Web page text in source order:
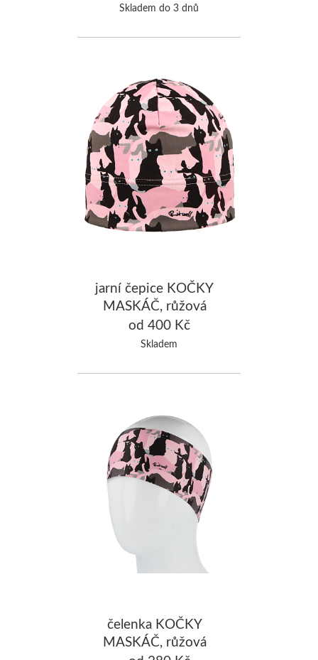
Skladem do 3 dnů
jarní čepice KOČKY
MASKÁČ, růžová
od 400 Kč
Skladem
čelenka KOČKY
MASKÁČ, růžová